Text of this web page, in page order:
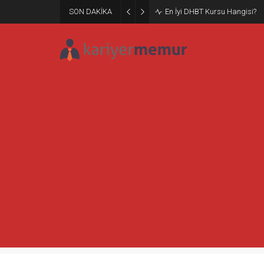
SON DAKİKA Burcular Pen — Sakarya’da